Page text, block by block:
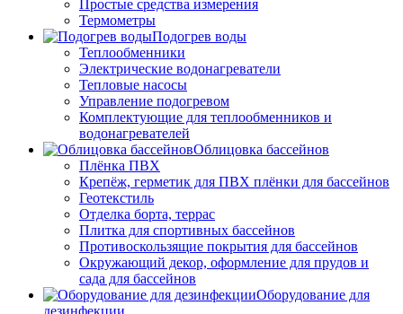
Простые средства измерения
Термометры
Подогрев воды
Теплообменники
Электрические водонагреватели
Тепловые насосы
Управление подогревом
Комплектующие для теплообменников и
водонагревателей
Облицовка бассейнов
Плёнка ПВХ
Крепёж, герметик для ПВХ плёнки для бассейнов
Геотекстиль
Отделка борта, террас
Плитка для спортивных бассейнов
Противоскользящие покрытия для бассейнов
Окружающий декор, оформление для прудов и
сада для бассейнов
Оборудование для
дезинфекции